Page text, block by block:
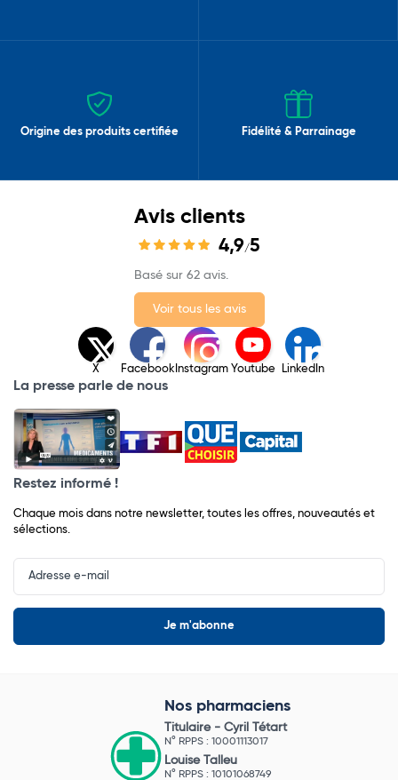
Origine des produits certifiée Fidélité & Parrainage
Avis clients
4,9/5
Basé sur 62 avis.
Voir tous les avis
X Facebook Instagram Youtube LinkedIn
La presse parle de nous
Restez informé !
Chaque mois dans notre newsletter, toutes les offres, nouveautés et
sélections.
Input
Newsletter
Nos pharmaciens
Titulaire - Cyril Tétart
N° RPPS : 10001113017
Louise Talleu
N° RPPS : 10101068749